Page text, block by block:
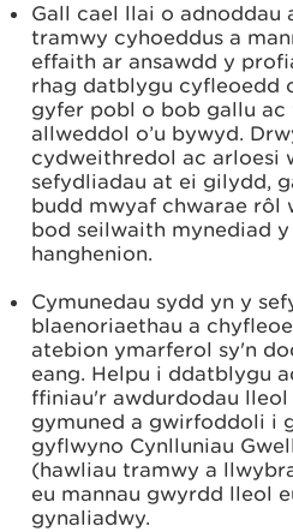
Gall cael llai o adnoddau
tramwy cyhoeddus a
effaith ar ansawdd y
rhag datblygu cyfleoedd
gyfer pobl o bob gallu ac
allweddol o’u bywyd.
cydweithredol ac arloesi
sefydliadau at ei gilydd,
budd mwyaf chwarae rôl
bod seilwaith mynediad
hanghenion.
Cymunedau sydd yn y
blaenoriaethau a
atebion ymarferol sy'n
eang. Helpu i ddatblygu
ffiniau'r awdurdodau lleol
gymuned a gwirfoddoli i
gyflwyno Cynlluniau
(hawliau tramwy a
eu mannau gwyrdd lleol
gynaliadwy.